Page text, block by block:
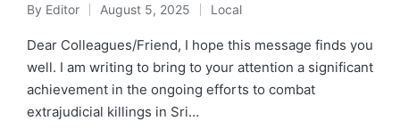
By Editor August 5, 2025 Local
Dear Colleagues/Friend, I hope this message finds you
well. I am writing to bring to your attention a significant
achievement in the ongoing efforts to combat
extrajudicial killings in Sri…